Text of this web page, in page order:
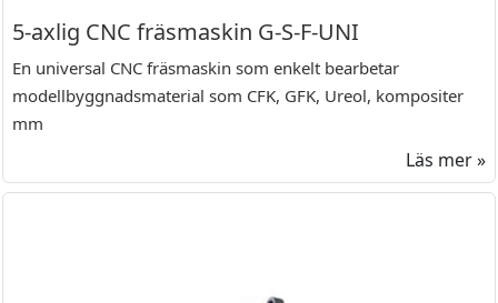
5-axlig CNC fräsmaskin G-S-F-UNI
En universal CNC fräsmaskin som enkelt bearbetar
modellbyggnadsmaterial som CFK, GFK, Ureol, kompositer
mm
Läs mer »